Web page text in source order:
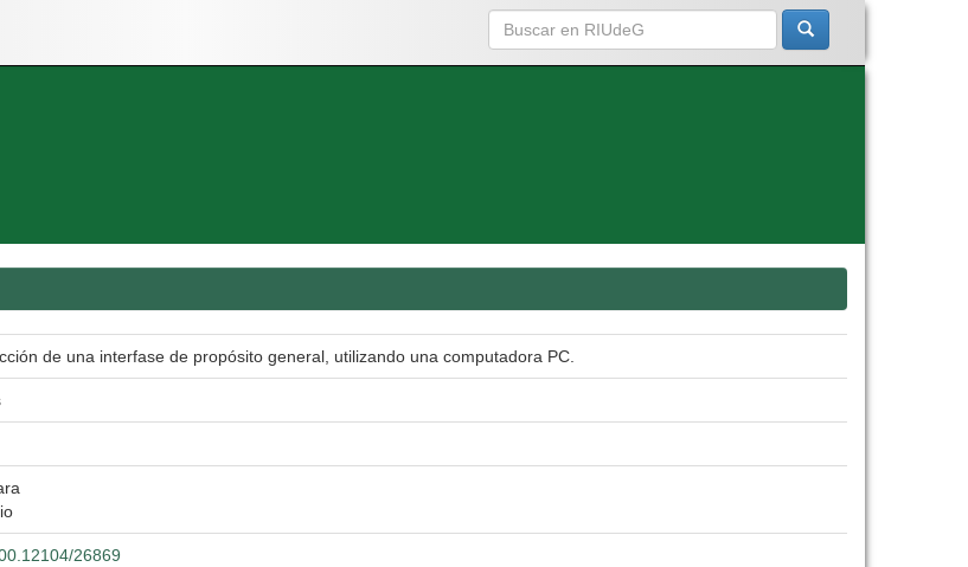
de una interfase de propósito general, utilizando una computadora PC.
26869